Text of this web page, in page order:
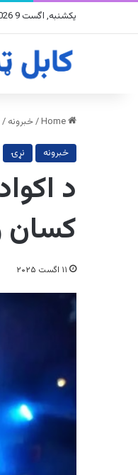
یکشنبه, اگست 9 2026
/خبرونه /
خبرونه نړۍ
۱۱ اگست ۲۰۲۵